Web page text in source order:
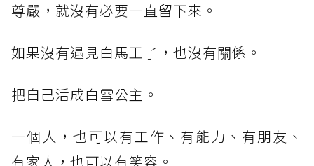
尊嚴，就沒有必要一直留下來。
如果沒有遇見白馬王子，也沒有關係。
把自己活成白雪公主。
一個人，也可以有工作、有能力、有朋友、
有家人，也可以有笑容。